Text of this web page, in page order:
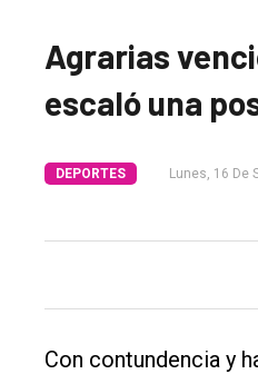
Agrarias
escaló una
DEPORTES Lunes, 16 De
Con contundencia y